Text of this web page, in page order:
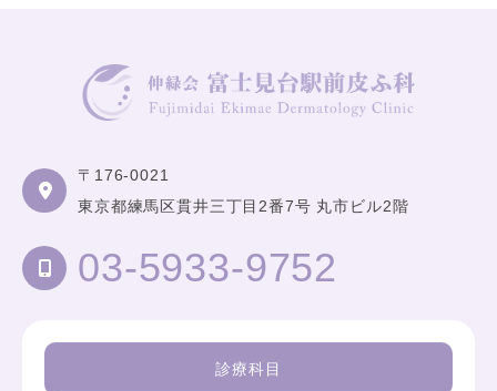
〒176-0021
東京都練馬区貫井三丁目2番7号 丸市ビル2階
03-5933-9752
診療科目